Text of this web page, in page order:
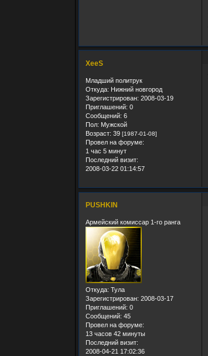
XeeS
Младший политрук
Откуда: Нижний новгород
Зарегистрирован: 2008-03-19
Приглашений: 0
Сообщений: 6
Пол: Мужской
Возраст: 39[1987-01-08]
Провел на форуме:
1 час 5 минут
Последний визит:
2008-03-22 01:14:57
PUSHKIN
Армейский комиссар 1-го ранга
Откуда: Тула
Зарегистрирован: 2008-03-17
Приглашений: 0
Сообщений: 45
Провел на форуме:
13 часов 42 минуты
Последний визит:
2008-04-21 17:02:36